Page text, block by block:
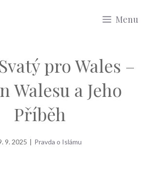
Menu
pro Wales –
Walesu a Jeho
Příběh
9. 2025 | Pravda o Islámu